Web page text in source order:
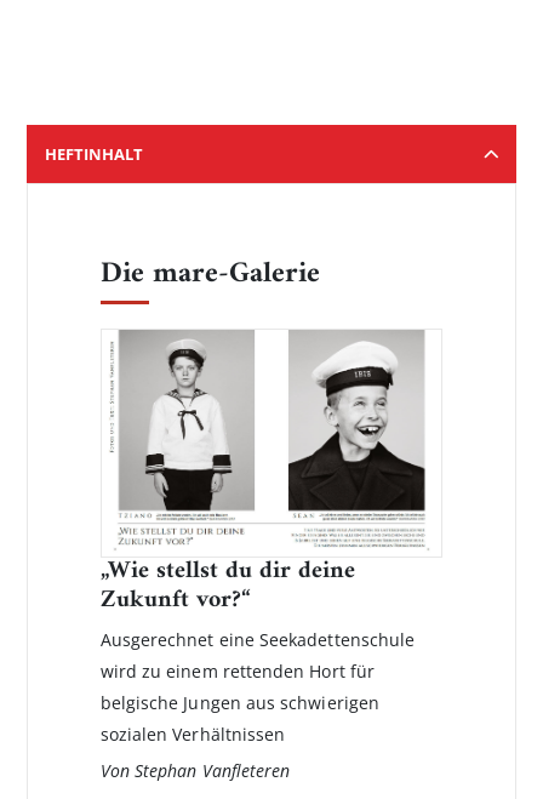
HEFTINHALT
Die mare-Galerie
„Wie stellst du dir deine
Zukunft vor?“
Ausgerechnet eine Seekadettenschule
wird zu einem rettenden Hort für
belgische Jungen aus schwierigen
sozialen Verhältnissen
Von Stephan Vanfleteren